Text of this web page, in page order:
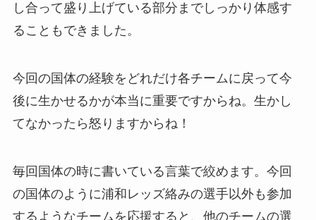
し合って盛り上げている部分までしっかり体感す
ることもできました。
今回の国体の経験をどれだけ各チームに戻って今
後に生かせるかが本当に重要ですからね。生かし
てなかったら怒りますからね！
毎回国体の時に書いている言葉で絞めます。今回
の国体のように浦和レッズ絡みの選手以外も参加
するようなチームを応援すると、他のチームの選